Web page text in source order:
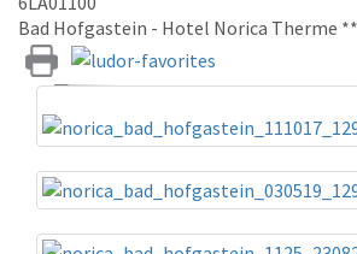
Bad Hofgastein - Hotel Norica Therme